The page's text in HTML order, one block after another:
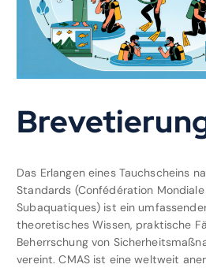
Das Erlangen eines Tauchscheins
Standards (Confédération
Subaquatiques) ist ein
theoretisches Wissen, praktische
Beherrschung von
vereint. CMAS ist eine weltweit